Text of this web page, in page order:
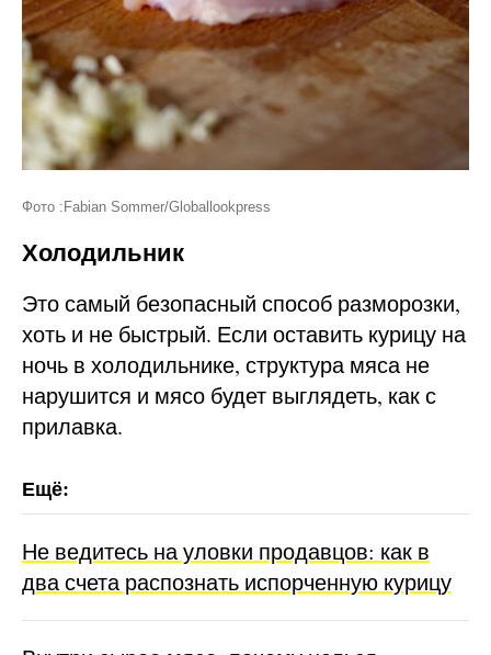
Фото :Fabian Sommer/Globallookpress
Холодильник
Это самый безопасный способ разморозки,
хоть и не быстрый. Если оставить курицу на
ночь в холодильнике, структура мяса не
нарушится и мясо будет выглядеть, как с
прилавка.
Не ведитесь на уловки продавцов: как в
два счета распознать испорченную курицу